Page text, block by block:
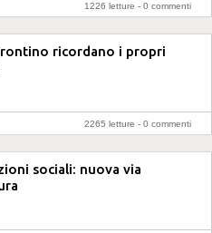
1226 letture - 0 commenti
ricordano i propri
2265 letture - 0 commenti
sociali: nuova via